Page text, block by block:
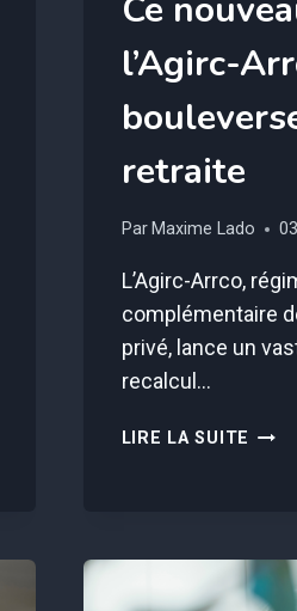
Ce
l’Agirc-
retraite
Par Maxime Lado
L’Agirc-Arrco,
complémentaire
privé, lance un
recalcul…
LIRE LA SUITE CE
VA